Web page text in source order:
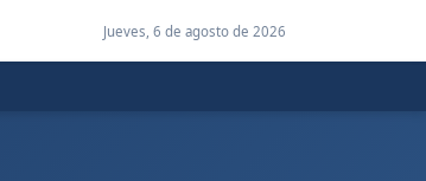
Jueves, 6 de agosto de 2026